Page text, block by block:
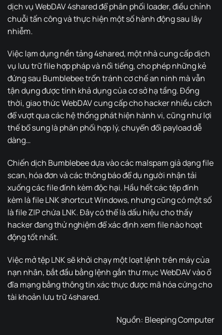
dịch vụ WebDAV 4shared để phân phối loader, điều chỉnh
chuỗi tấn công và thực hiện một số hành động sau lây
nhiễm.
Việc lạm dụng nền tảng 4shared, một nhà cung cấp dịch
vụ lưu trữ file hợp pháp và nổi tiếng, cho phép những kẻ
đứng sau Bumblebee trốn tránh cơ chế an ninh mà vẫn
tận dụng được tính khả dụng của cơ sở hạ tầng. Đồng
thời, giao thức WebDAV cung cấp cho hacker nhiều cách
để vượt qua các hệ thống phát hiện hành vi, cũng như lợi
thế bổ sung là phân phối hợp lý, chuyển đổi payload dễ
dàng…
Chiến dịch Bumblebee dựa vào các malspam giả dạng file
scan, hóa đơn và các thông báo để dụ người nhận tải
xuống các file đính kèm độc hại. Hầu hết các tệp đính
kèm là file LNK shortcut Windows, nhưng cũng có một số
là file ZIP chứa LNK. Đây có thể là dấu hiệu cho thấy
hacker đang thử nghiệm để xác định xem file nào hoạt
động tốt nhất.
Việc mở tệp LNK sẽ khởi chạy một loạt lệnh trên máy của
nạn nhân, bắt đầu bằng lệnh gắn thư mục WebDAV vào ổ
đĩa mạng bằng thông tin xác thực được mã hóa cứng cho
tài khoản lưu trữ 4shared.
Nguồn: Bleeping Computer